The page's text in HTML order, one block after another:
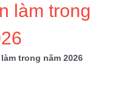
làm trong
trong năm 2026